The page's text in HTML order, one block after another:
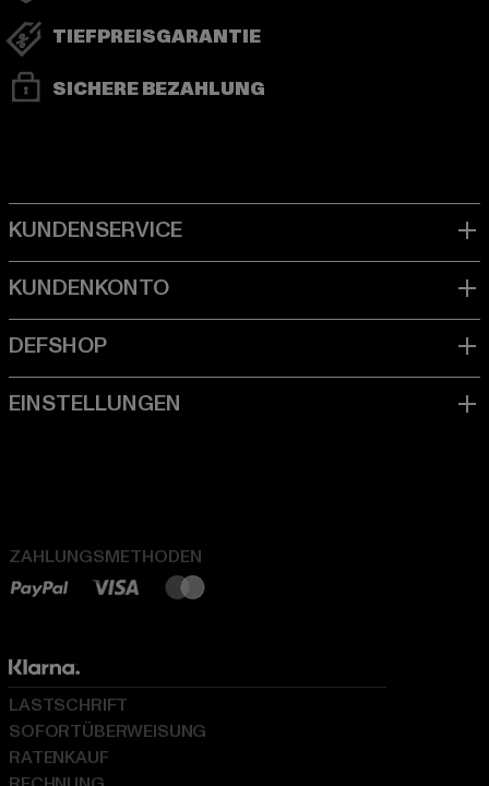
TIEFPREISGARANTIE
SICHERE BEZAHLUNG
ZAHLUNGSMETHODEN
LASTSCHRIFT
SOFORTÜBERWEISUNG
RATENKAUF